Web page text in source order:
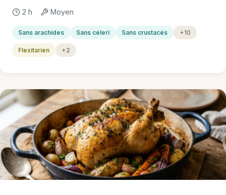
2 h Moyen
Sans arachides Sans céleri Sans crustacés +10
Flexitarien +2